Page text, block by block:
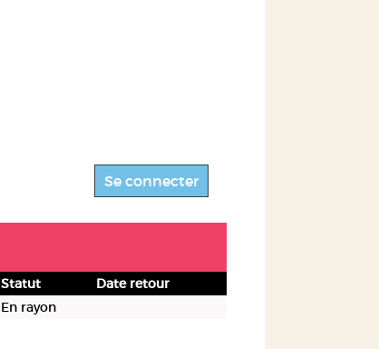
Se connecter
Statut
Date retour
En rayon